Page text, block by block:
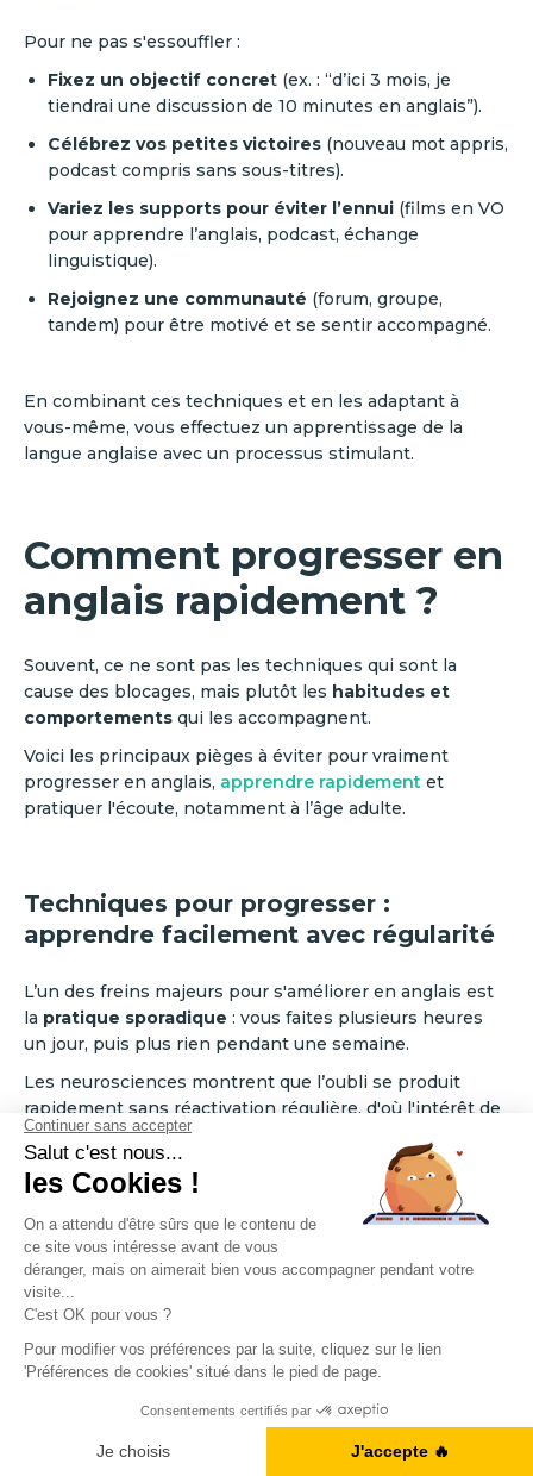
Pour ne pas s'essouffler :
Fixez un objectif concret (ex. : “d’ici 3 mois, je
tiendrai une discussion de 10 minutes en anglais”).
Célébrez vos petites victoires (nouveau mot appris,
podcast compris sans sous-titres).
Variez les supports pour éviter l’ennui (films en VO
pour apprendre l’anglais, podcast, échange
linguistique).
Rejoignez une communauté (forum, groupe,
tandem) pour être motivé et se sentir accompagné.
En combinant ces techniques et en les adaptant à
vous-même, vous effectuez un apprentissage de la
langue anglaise avec un processus stimulant.
Comment progresser en
anglais rapidement ?
Souvent, ce ne sont pas les techniques qui sont la
cause des blocages, mais plutôt les habitudes et
comportements qui les accompagnent.
Voici les principaux pièges à éviter pour vraiment
progresser en anglais, apprendre rapidement et
pratiquer l'écoute, notamment à l’âge adulte.
Techniques pour progresser :
apprendre facilement avec régularité
L’un des freins majeurs pour s'améliorer en anglais est
la pratique sporadique : vous faites plusieurs heures
un jour, puis plus rien pendant une semaine.
Les neurosciences montrent que l’oubli se produit
rapidement sans réactivation régulière, d'où l'intérêt de
faire des exercices réguliers.
: Mieux vaut 15 minutes par jour que 2h une
fois par semaine.
Comment apprendre l’anglais seul ?
autodidacteset des ressources en ligne :
, écouter de l'audio authentique et surtout
A1, B2, C1... Vous en êtes où ?
Je fais le test